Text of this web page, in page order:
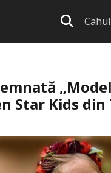
Cahul
Star Kids din